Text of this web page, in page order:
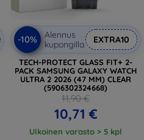
-10%
Alennus
kupongilla
EXTRA10
TECH-PROTECT GLASS FIT+ 2-
PACK SAMSUNG GALAXY WATCH
ULTRA 2 2026 (47 MM) CLEAR
(5906302324668)
11,90 €
10,71 €
Ulkoinen varasto > 5 kpl